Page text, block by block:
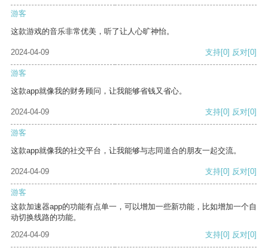
游客
这款游戏的音乐非常优美，听了让人心旷神怡。
2024-04-09 支持[0] 反对[0]
游客
这款app就像我的财务顾问，让我能够省钱又省心。
2024-04-09 支持[0] 反对[0]
游客
这款app就像我的社交平台，让我能够与志同道合的朋友一起交流。
2024-04-09 支持[0] 反对[0]
游客
这款加速器app的功能有点单一，可以增加一些新功能，比如增加一个自
动切换线路的功能。
2024-04-09
支持[0] 反对[0]